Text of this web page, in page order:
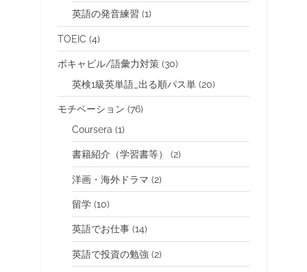
英語の発音練習 (1)
TOEIC (4)
ボキャビル/語彙力対策 (30)
英検1級英単語_出る順パス単 (20)
モチベーション (76)
Coursera (1)
書籍紹介（学習書等） (2)
洋画・海外ドラマ (2)
留学 (10)
英語でお仕事 (14)
英語で投資の勉強 (2)